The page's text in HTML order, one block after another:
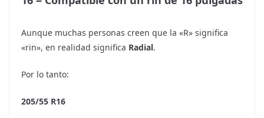
Aunque muchas personas creen que la «R» significa
«rin», en realidad significa Radial.
Por lo tanto:
205/55 R16